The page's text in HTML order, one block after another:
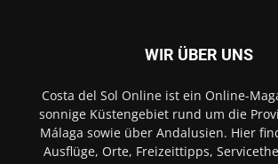
WIR ÜBER UNS
Costa del Sol Online ist ein Online-
sonnige Küstengebiet rund um die
Málaga sowie über Andalusien. Hier
Ausflüge, Orte, Freizeittipps,